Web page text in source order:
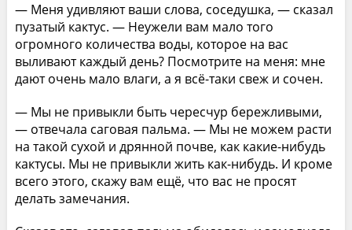
— Меня удивляют ваши слова, соседушка, — сказал
пузатый кактус. — Неужели вам мало того
огромного количества воды, которое на вас
выливают каждый день? Посмотрите на меня: мне
дают очень мало влаги, а я всё-таки свеж и сочен.
— Мы не привыкли быть чересчур бережливыми,
— отвечала саговая пальма. — Мы не можем расти
на такой сухой и дрянной почве, как какие-нибудь
кактусы. Мы не привыкли жить как-нибудь. И кроме
всего этого, скажу вам ещё, что вас не просят
делать замечания.